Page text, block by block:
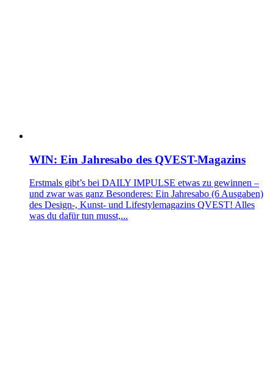
WIN: Ein Jahresabo des QVEST-Magazins
Erstmals gibt’s bei DAILY IMPULSE etwas zu gewinnen –
und zwar was ganz Besonderes: Ein Jahresabo (6 Ausgaben)
des Design-, Kunst- und Lifestylemagazins QVEST! Alles
was du dafür tun musst,...